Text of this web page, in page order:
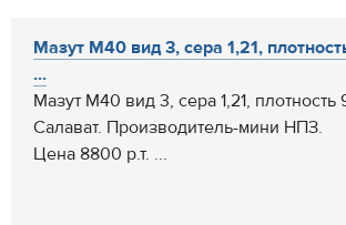
Мазут М40 вид 3, сера 1,21,
...
Мазут М40 вид 3, сера 1,21,
Салават. Производитель-мини НПЗ.
Цена 8800 р.т. ...